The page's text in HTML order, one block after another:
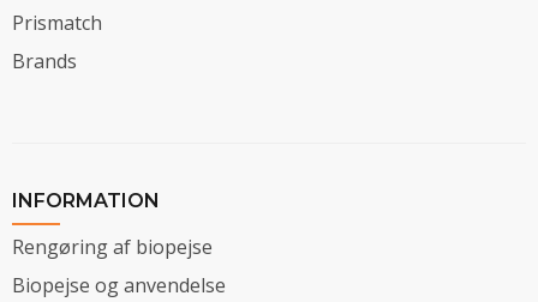
Prismatch
Brands
INFORMATION
Rengøring af biopejse
Biopejse og anvendelse